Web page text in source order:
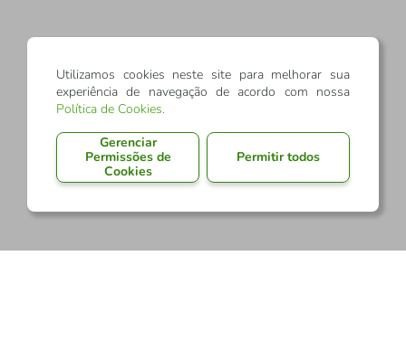
Utilizamos cookies neste site para melhorar sua
experiência de navegação de acordo com nossa
Política de Cookies.
Gerenciar
Permissões de
Cookies
Permitir todos